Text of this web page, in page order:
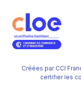
Créées par CCI
certifier les